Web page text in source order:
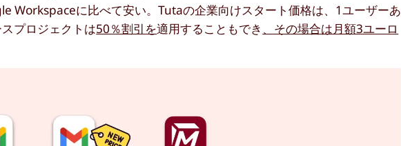
Workspaceに比べて安い。Tutaの企業向けスタート価格は、1ユーザーあ
プロジェクトは50％割引を適用することもでき 、その場合は月額3ユーロ